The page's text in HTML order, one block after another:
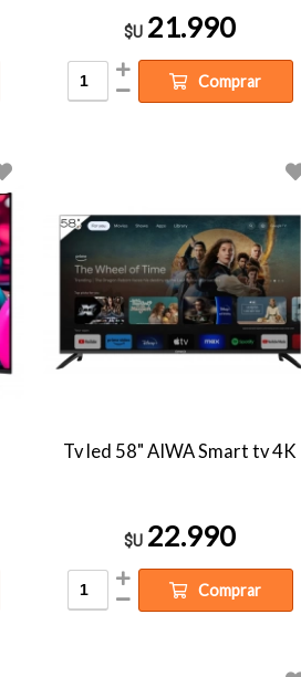
$U 21.990
Comprar
Tv led 58" AIWA Smart tv 4K
$U 22.990
Comprar